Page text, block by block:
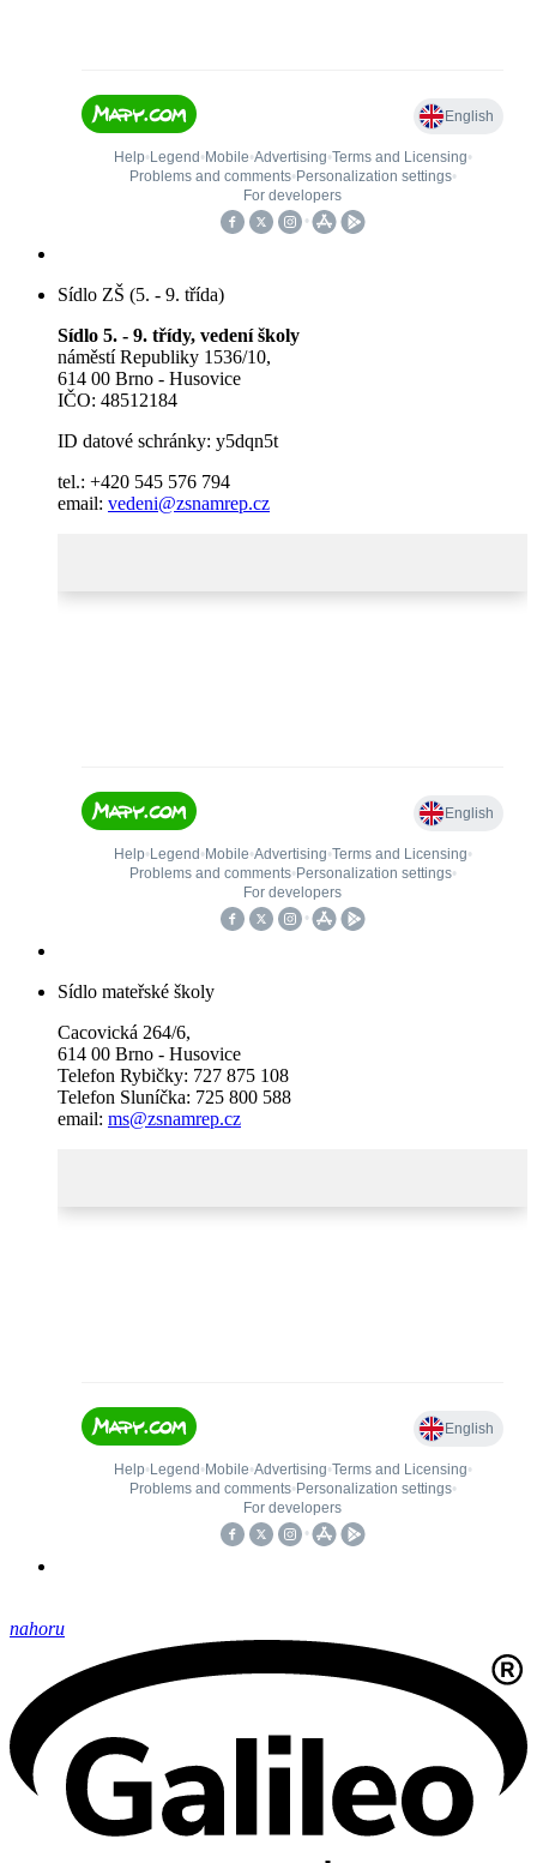
Sídlo ZŠ (5. - 9. třída)
Sídlo 5. - 9. třídy, vedení školy
náměstí Republiky 1536/10,
614 00 Brno - Husovice
IČO: 48512184
ID datové schránky: y5dqn5t
tel.: +420 545 576 794
email: vedeni@zsnamrep.cz
Sídlo mateřské školy
Cacovická 264/6,
614 00 Brno - Husovice
Telefon Rybičky: 727 875 108
Telefon Sluníčka: 725 800 588
email: ms@zsnamrep.cz
nahoru